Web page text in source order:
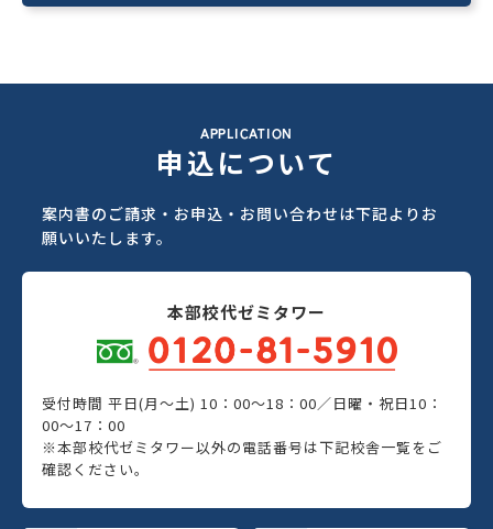
APPLICATION
申込について
案内書のご請求・お申込・お問い合わせは下記よりお
願いいたします。
本部校代ゼミタワー
受付時間 平日(月～土) 10：00～18：00／日曜・祝日10：
00～17：00
※本部校代ゼミタワー以外の電話番号は下記校舎一覧をご
確認ください。